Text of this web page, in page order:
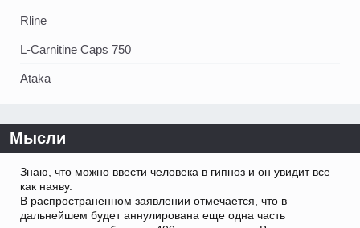
Rline
L-Carnitine Caps 750
Ataka
Мысли
Знаю, что можно ввести человека в гипноз и он увидит все
как наяву.
В распространенном заявлении отмечается, что в
дальнейшем будет аннулирована еще одна часть